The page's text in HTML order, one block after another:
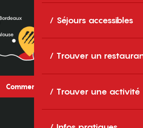
Séjours accessibles
Trouver un
Trouver une activité
Comment venir ?